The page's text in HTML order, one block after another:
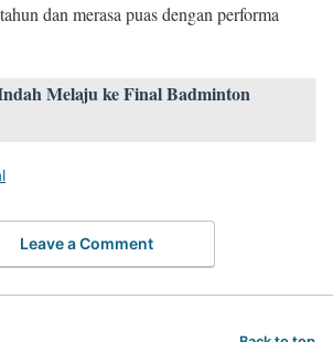
dan merasa puas dengan performa
Melaju ke Final Badminton
Leave a Comment